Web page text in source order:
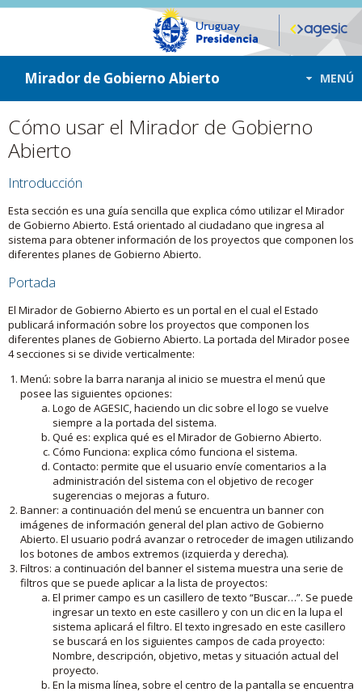
ir a contenido
ir al menú
Mirador de Gobierno Abierto MENÚ
Cómo usar el Mirador de Gobierno
Abierto
Introducción
Esta sección es una guía sencilla que explica cómo utilizar el Mirador
de Gobierno Abierto. Está orientado al ciudadano que ingresa al
sistema para obtener información de los proyectos que componen los
diferentes planes de Gobierno Abierto.
Portada
El Mirador de Gobierno Abierto es un portal en el cual el Estado
publicará información sobre los proyectos que componen los
diferentes planes de Gobierno Abierto. La portada del Mirador posee
4 secciones si se divide verticalmente:
Menú: sobre la barra naranja al inicio se muestra el menú que
posee las siguientes opciones:
Logo de AGESIC, haciendo un clic sobre el logo se vuelve
siempre a la portada del sistema.
Qué es: explica qué es el Mirador de Gobierno Abierto.
Cómo Funciona: explica cómo funciona el sistema.
Contacto: permite que el usuario envíe comentarios a la
administración del sistema con el objetivo de recoger
sugerencias o mejoras a futuro.
Banner: a continuación del menú se encuentra un banner con
imágenes de información general del plan activo de Gobierno
Abierto. El usuario podrá avanzar o retroceder de imagen utilizando
los botones de ambos extremos (izquierda y derecha).
Filtros: a continuación del banner el sistema muestra una serie de
filtros que se puede aplicar a la lista de proyectos:
El primer campo es un casillero de texto “Buscar…”. Se puede
ingresar un texto en este casillero y con un clic en la lupa el
sistema aplicará el filtro. El texto ingresado en este casillero
se buscará en los siguientes campos de cada proyecto:
Nombre, descripción, objetivo, metas y situación actual del
proyecto.
En la misma línea, sobre el centro de la pantalla se encuentra